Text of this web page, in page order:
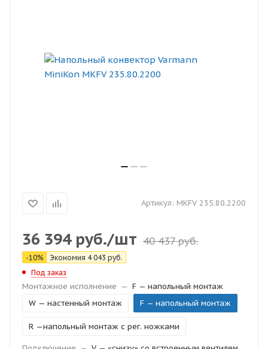
Артикул: MKFV 235.80.2200
36 394руб./шт 40 437руб.
-10% Экономия 4 043 руб.
Под заказ
Монтажное исполнение — F — напольный монтаж
W — настенный монтаж
F — напольный монтаж
R —напольный монтаж с рег. ножками